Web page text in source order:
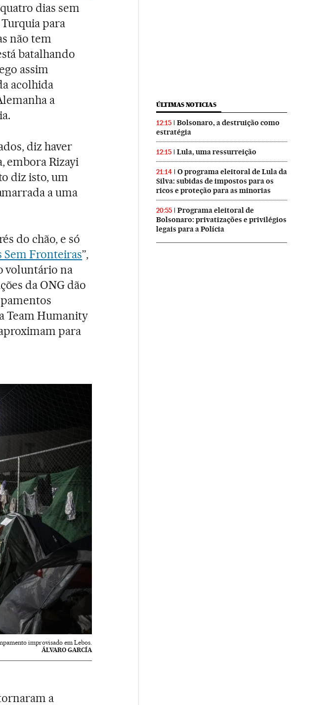
dias sem
para
não tem
batalhando
assim
acolhida
a
diz haver
embora Rizayi
diz isto, um
a uma
do chão, e só
Sem Fronteiras”,
voluntário na
da ONG dão
Team Humanity
para
improvisado em Lebos.
ÁLVARO GARCÍA
a
ÚLTIMAS NOTICIAS
12:15
Bolsonaro, a destruição como
estratégia
12:15 Lula, uma ressurreição
21:14
O programa eleitoral de Lula da
Silva: subidas de impostos para os
ricos e proteção para as minorias
20:55
Programa eleitoral de
Bolsonaro: privatizações e privilégios
legais para a Polícia